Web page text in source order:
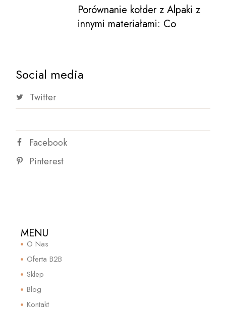
Porównanie kołder z Alpaki z
innymi materiałami: Co
Social media
Twitter
Facebook
Pinterest
MENU
O Nas
Oferta B2B
Sklep
Blog
Kontakt